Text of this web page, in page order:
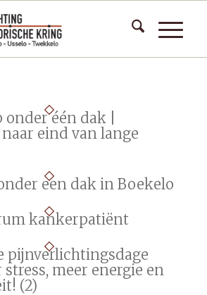
één dak |
eind van lange
een dak in Boekelo
kankerpatiënt
pijnverlichtingsdage
meer energie en
(2)